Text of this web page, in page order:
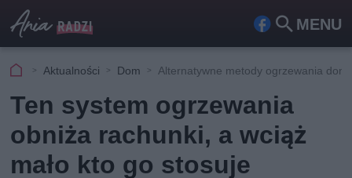
MENU
Fa
ook
Szu
Aktualności Dom Alternatywne metody ogrzewania
Ten system ogrzewania
obniża rachunki, a wciąż
mało kto go stosuje